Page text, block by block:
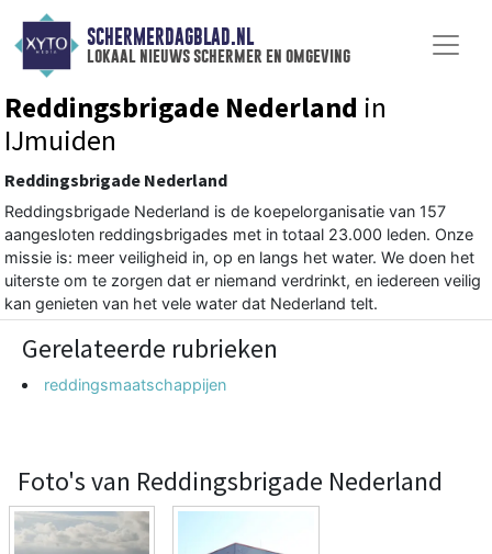
SCHERMERDAGBLAD.NL
lokaal nieuws schermer en omgeving
Reddingsbrigade Nederland in
IJmuiden
Reddingsbrigade Nederland
Reddingsbrigade Nederland is de koepelorganisatie van 157
aangesloten reddingsbrigades met in totaal 23.000 leden. Onze
missie is: meer veiligheid in, op en langs het water. We doen het
uiterste om te zorgen dat er niemand verdrinkt, en iedereen veilig
kan genieten van het vele water dat Nederland telt.
Gerelateerde rubrieken
reddingsmaatschappijen
Foto's van Reddingsbrigade Nederland